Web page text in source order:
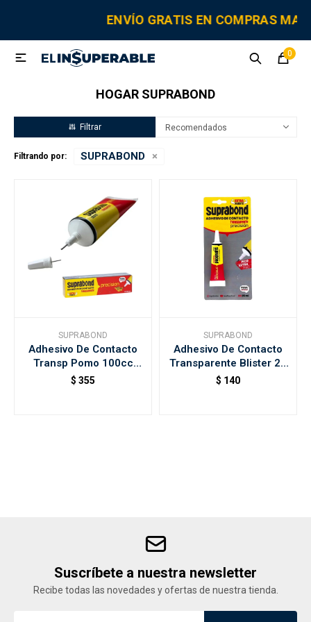
ENVÍO GRATIS EN COMPRAS
0

HOGAR SUPRABOND
Recomendados
Filtrando por: SUPRABOND
SUPRABOND
Adhesivo De Contacto
Transp Pomo 100cc
Precision Suprabond
$ 355
SUPRABOND
Adhesivo De Contacto
Transparente Blister 25
Precision
$ 140
Suscríbete a nuestra newsletter
Recibe todas las novedades y ofertas de nuestra tienda.
MI CUENTA
Sanitaria Tornillería Electricidad Herramientas
Fitting
Grifería y canillas
Cisternas
Accesorios